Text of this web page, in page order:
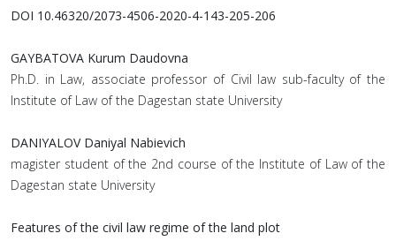
DOI 10.46320/2073-4506-2020-4-143-205-206
GAYBATOVA Kurum Daudovna
Ph.D. in Law, associate professor of Civil law sub-faculty of the
Institute of Law of the Dagestan state University
DANIYALOV Daniyal Nabievich
magister student of the 2nd course of the Institute of Law of the
Dagestan state University
Features of the civil law regime of the land plot